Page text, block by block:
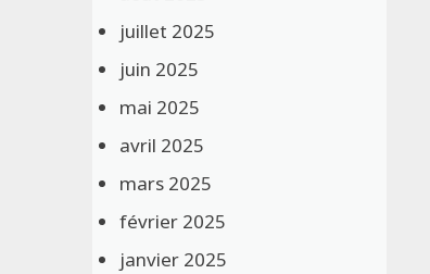
juillet 2025
juin 2025
mai 2025
avril 2025
mars 2025
février 2025
janvier 2025